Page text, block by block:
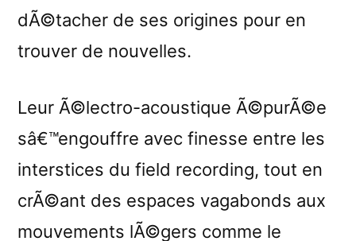
dÃ©tacher de ses origines pour en
trouver de nouvelles.
Leur Ã©lectro-acoustique Ã©purÃ©e
sâ€™engouffre avec finesse entre les
interstices du field recording, tout en
crÃ©ant des espaces vagabonds aux
mouvements lÃ©gers comme le